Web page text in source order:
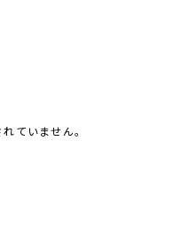
ていません。